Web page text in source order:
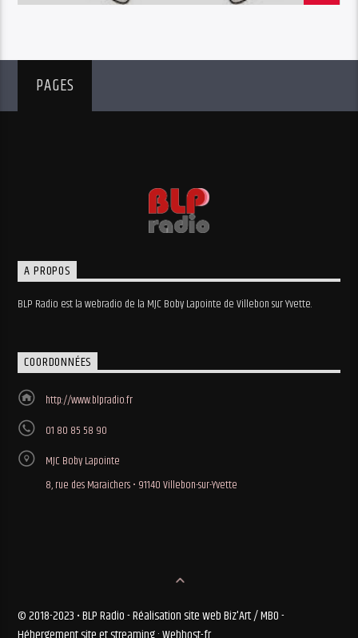
PAGES
A PROPOS
BLP Radio est la webradio de la MJC Boby Lapointe de Villebon sur Yvette.
COORDONNÉES
http://www.blpradio.fr
01 80 85 58 90
MJC Boby Lapointe
8, rue des Maraichers • 91140 Villebon-sur-Yvette
© 2018-2023 • BLP Radio - Réalisation site web Biz'Art / MBO -